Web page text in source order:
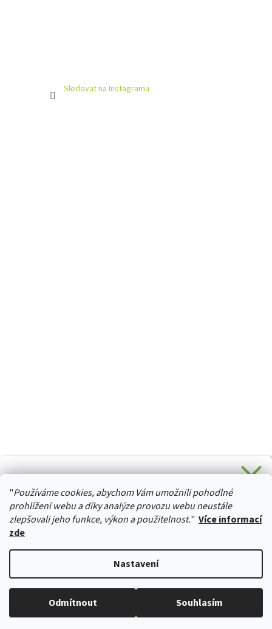
"Používáme cookies, abychom Vám umožnili pohodlné
prohlížení webu a díky analýze provozu webu neustále
zlepšovali jeho funkce, výkon a použitelnost." Více informací
zde
Nastavení
Odmítnout Souhlasím
Sledovat na Instagramu
HURTTA-COLLECTION.CZ
Copyright 2026izviratka.cz. Všechna práva vyhrazena.Upravit
Stačí se přihlásit k odběru novinek z našeho obchodu a je
Vaše :)
Ano, chci se přihlásit
Zásady zpracování osobních údajů